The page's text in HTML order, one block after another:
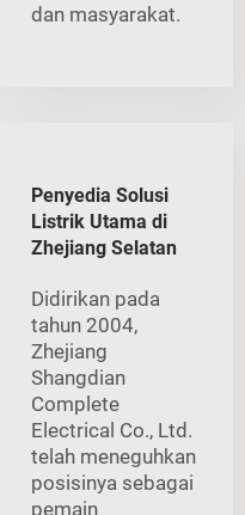
dan masyarakat.
Penyedia Solusi
Listrik Utama di
Zhejiang Selatan
Didirikan pada
tahun 2004,
Zhejiang
Shangdian
Complete
Electrical Co., Ltd.
telah meneguhkan
posisinya sebagai
pemain